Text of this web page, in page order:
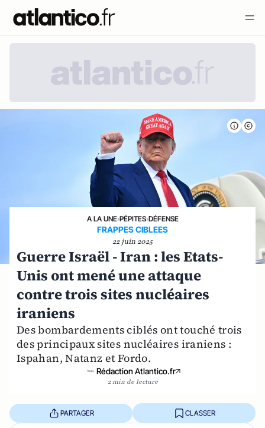
A LA UNE›PÉPITES›DÉFENSE
FRAPPES CIBLEES
22 juin 2025
Guerre Israël - Iran : les Etats-
Unis ont mené une attaque
contre trois sites nucléaires
iraniens
Des bombardements ciblés ont touché trois
des principaux sites nucléaires iraniens :
Ispahan, Natanz et Fordo.
Rédaction Atlantico.fr
2 min de lecture
PARTAGER CLASSER